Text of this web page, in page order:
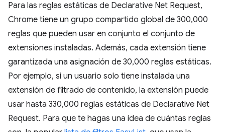
Para las reglas estáticas de Declarative Net Request,
Chrome tiene un grupo compartido global de 300,000
reglas que pueden usar en conjunto el conjunto de
extensiones instaladas. Además, cada extensión tiene
garantizada una asignación de 30,000 reglas estáticas.
Por ejemplo, si un usuario solo tiene instalada una
extensión de filtrado de contenido, la extensión puede
usar hasta 330,000 reglas estáticas de Declarative Net
Request. Para que te hagas una idea de cuántas reglas